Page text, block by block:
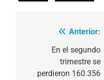
Navegación
entradas
Anterior:
En el segundo
trimestre se
perdieron 160.356